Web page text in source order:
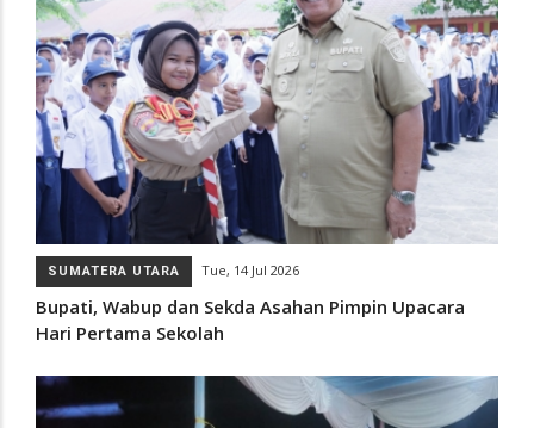
SUMATERA UTARA Tue, 14 Jul 2026
Bupati, Wabup dan Sekda Asahan Pimpin Upacara
Hari Pertama Sekolah